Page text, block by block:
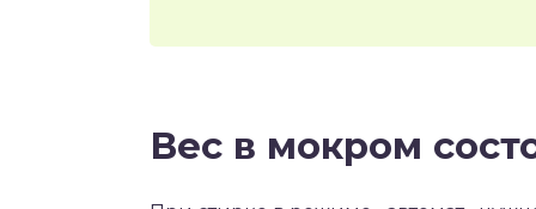
Вес в мокром